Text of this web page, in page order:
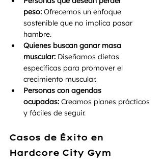
peso: Ofrecemos un enfoque
sostenible que no implica pasar
hambre.
Quienes buscan ganar masa
muscular: Diseñamos dietas
específicas para promover el
crecimiento muscular.
Personas con agendas
ocupadas: Creamos planes prácticos
y fáciles de seguir.
Casos de Éxito en
Hardcore City Gym